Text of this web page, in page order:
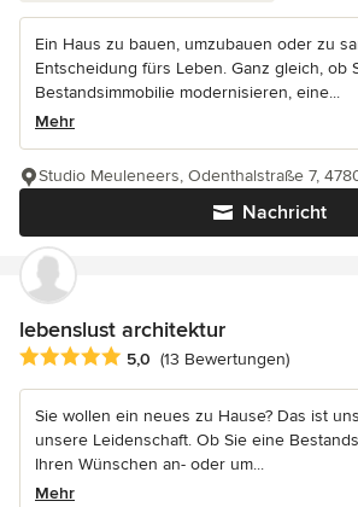
Ein Haus zu bauen, umzubauen oder zu
Entscheidung fürs Leben. Ganz gleich, ob
Bestandsimmobilie modernisieren, eine...
Mehr
Nachricht
Studio Meuleneers, Odenthalstraße 7,
lebenslust architektur
Durchschnittliche Bewertung: 5 von 5
5,0 (13 Bewertungen)
Sie wollen ein neues zu Hause? Das ist
unsere Leidenschaft. Ob Sie eine
Ihren Wünschen an- oder um...
Mehr